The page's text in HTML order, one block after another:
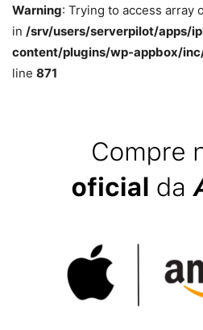
Warning: Trying to access array
in /srv/users/serverpilot/apps/
content/plugins/wp-appbox/
line 871